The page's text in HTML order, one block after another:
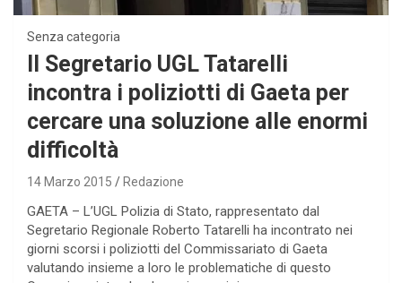
Senza categoria
Il Segretario UGL Tatarelli
incontra i poliziotti di Gaeta per
cercare una soluzione alle enormi
difficoltà
14 Marzo 2015 Redazione
GAETA – L’UGL Polizia di Stato, rappresentato dal
Segretario Regionale Roberto Tatarelli ha incontrato nei
giorni scorsi i poliziotti del Commissariato di Gaeta
valutando insieme a loro le problematiche di questo